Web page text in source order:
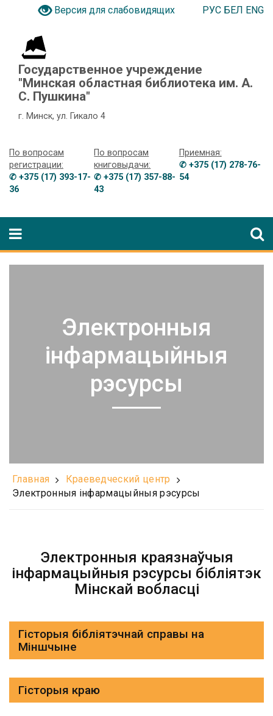
Версия для слабовидящих РУС БЕЛ ENG
Государственное учреждение
"Минская областная библиотека им. А.
С. Пушкина"
г. Минск, ул. Гикало 4
По вопросам
регистрации:
✆ +375 (17) 393-17-
36
По вопросам
книговыдачи:
✆ +375 (17) 357-88-
43
Приемная:
✆ +375 (17) 278-76-
54
Электронныя
інфармацыйныя
рэсурсы
Главная
Краеведческий центр
Электронныя інфармацыйныя рэсурсы
Электронныя краязнаўчыя
інфармацыйныя рэсурсы бібліятэк
Мінскай вобласці
Гісторыя бібліятэчнай справы на
Міншчыне
Гісторыя краю